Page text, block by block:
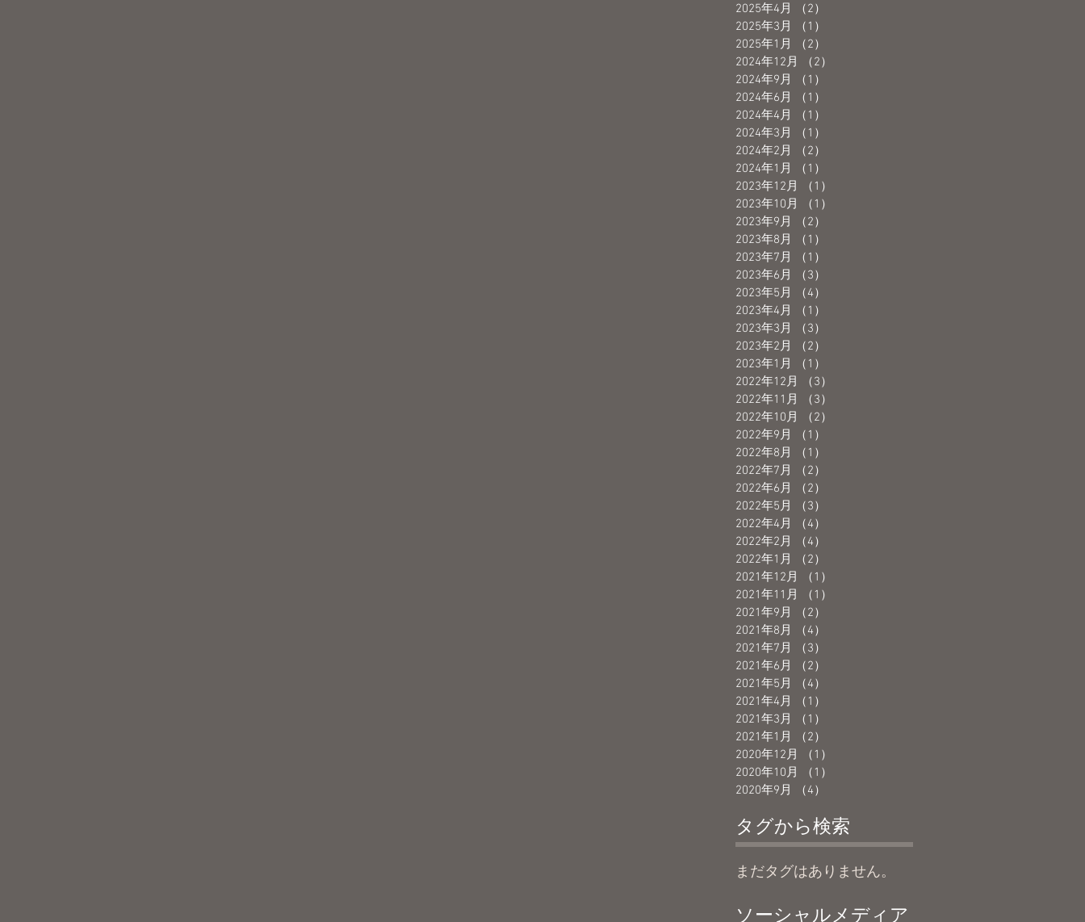
2025年4月
（2）
2025年3月
（1）
2025年1月
（2）
2024年12月
（2）
2024年9月
（1）
2024年6月
（1）
2024年4月
（1）
2024年3月
（1）
2024年2月
（2）
2024年1月
（1）
2023年12月
（1）
2023年10月
（1）
2023年9月
（2）
2023年8月
（1）
2023年7月
（1）
2023年6月
（3）
2023年5月
（4）
2023年4月
（1）
2023年3月
（3）
2023年2月
（2）
2023年1月
（1）
2022年12月
（3）
2022年11月
（3）
2022年10月
（2）
2022年9月
（1）
2022年8月
（1）
2022年7月
（2）
2022年6月
（2）
2022年5月
（3）
2022年4月
（4）
2022年2月
（4）
2022年1月
（2）
2021年12月
（1）
2021年11月
（1）
2021年9月
（2）
2021年8月
（4）
2021年7月
（3）
2021年6月
（2）
2021年5月
（4）
2021年4月
（1）
2021年3月
（1）
2021年1月
（2）
2020年12月
（1）
2020年10月
（1）
2020年9月
（4）
タグから検索
まだタグはありません。
ソーシャルメディア